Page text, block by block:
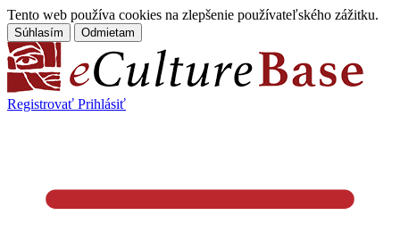
Tento web používa cookies na zlepšenie používateľského zážitku.
Súhlasím Odmietam
Registrovať Prihlásiť